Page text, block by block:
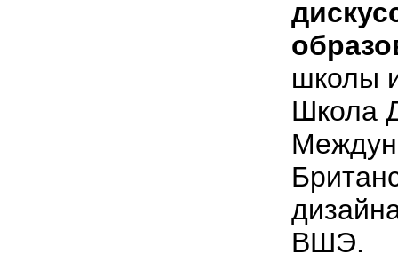
школы
Школа
ВШЭ.